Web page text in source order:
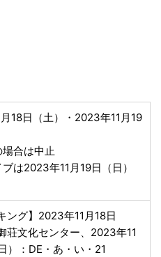
18日（土）・2023年11月19
合は中止
は2023年11月19日（日）
ング】2023年11月18日
荘文化センター、2023年11
）：DE・あ・い・21